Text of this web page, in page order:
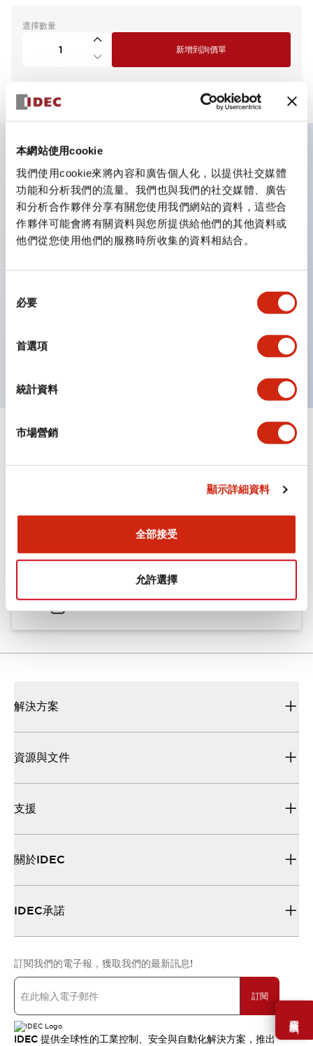
本網站使用cookie
我們使用cookie來將內容和廣告個人化，以提供社交媒體
功能和分析我們的流量。我們也與我們的社交媒體、廣告
和分析合作夥伴分享有關您使用我們網站的資料，這些合
作夥伴可能會將有關資料與您所提供給他們的其他資料或
他們從您使用他們的服務時所收集的資料相結合。
必要
首選項
統計資料
市場營銷
顯示詳細資料
全部接受
允許選擇
需要幫助嗎？
選擇數量
新增到詢價單
主要特點
業界首創！一個LED實現6種顏色功能
即使是突發的照明色彩變更，也只需購買鏡片即可更換顏
色。不僅減少了色彩更換與庫存管理的工時，還是一款環保
產品。
採用新型LED，提高可視性，符合ISO規定的安全色
導電部位採用安全的IP20防指保護結構
Flush Silhouette CW系列（Push-in） 控制元件 (中文
3.00MB
解決方案
資源與文件
支援
關於IDEC
IDEC承諾
訂閱我們的電子報，獲取我們的最新訊息!
訂閱
IDEC 提供全球性的工業控制、安全與自動化解決方案，推出